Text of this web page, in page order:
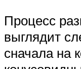
Процесс
выглядит
сначала на